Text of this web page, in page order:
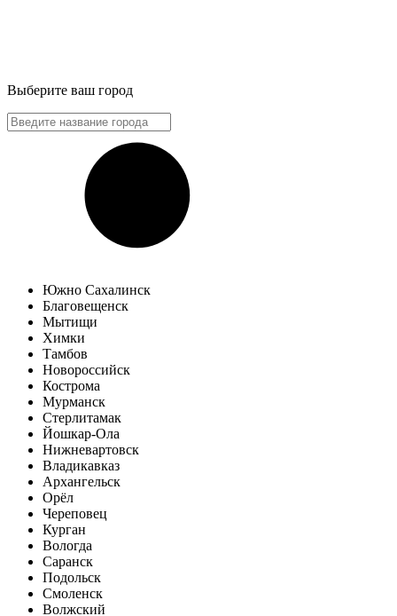
Выберите ваш город
Южно Сахалинск
Благовещенск
Мытищи
Химки
Тамбов
Новороссийск
Кострома
Мурманск
Стерлитамак
Йошкар-Ола
Нижневартовск
Владикавказ
Архангельск
Орёл
Череповец
Курган
Вологда
Саранск
Подольск
Смоленск
Волжский